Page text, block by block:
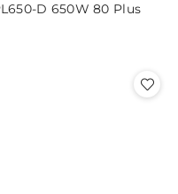
D 650W 80 Plus